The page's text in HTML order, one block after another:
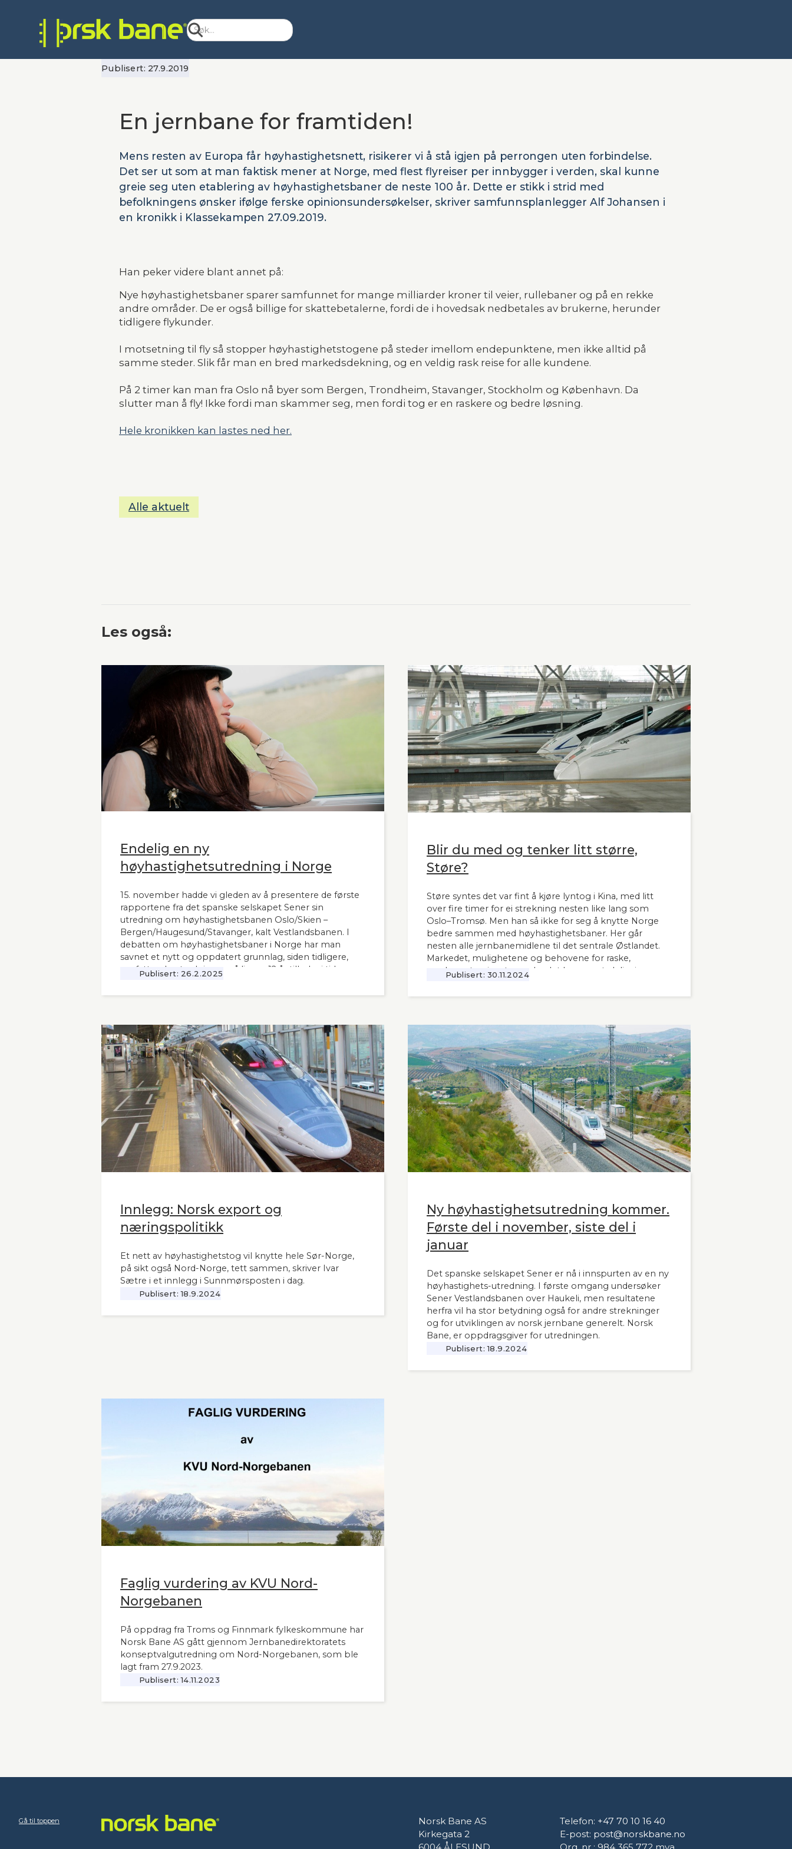
Publisert: 27.9.2019
En jernbane for framtiden!
Mens resten av Europa får høyhastighetsnett, risikerer vi å stå igjen på perrongen uten forbindelse.
Det ser ut som at man faktisk mener at Norge, med flest flyreiser per innbygger i verden, skal kunne
greie seg uten etablering av høyhastighetsbaner de neste 100 år. Dette er stikk i strid med
befolkningens ønsker ifølge ferske opinionsundersøkelser, skriver samfunnsplanlegger Alf Johansen i
en kronikk i Klassekampen 27.09.2019.
Han peker videre blant annet på:
Nye høyhastighetsbaner sparer samfunnet for mange milliarder kroner til veier, rullebaner og på en rekke
andre områder. De er også billige for skattebetalerne, fordi de i hovedsak nedbetales av brukerne, herunder
tidligere flykunder.
I motsetning til fly så stopper høyhastighetstogene på steder imellom endepunktene, men ikke alltid på
samme steder. Slik får man en bred markedsdekning, og en veldig rask reise for alle kundene.
På 2 timer kan man fra Oslo nå byer som Bergen, Trondheim, Stavanger, Stockholm og København. Da
slutter man å fly! Ikke fordi man skammer seg, men fordi tog er en raskere og bedre løsning.
Hele kronikken kan lastes ned her.
Alle aktuelt
Les også:
Endelig en ny
høyhastighetsutredning i Norge
15. november hadde vi gleden av å presentere de første
rapportene fra det spanske selskapet Sener sin
utredning om høyhastighetsbanen Oslo/Skien –
Bergen/Haugesund/Stavanger, kalt Vestlandsbanen. I
debatten om høyhastighetsbaner i Norge har man
savnet et nytt og oppdatert grunnlag, siden tidligere,
omfattende utredninger nå ligger 12 år tilbake i tid.
andre aktuelle høyhastighetsbaner i Norge og til våre
Publisert: 26.2.2025
Blir du med og tenker litt større,
Støre?
Støre syntes det var fint å kjøre lyntog i Kina, med litt
over fire timer for ei strekning nesten like lang som
Oslo–Tromsø. Men han så ikke for seg å knytte Norge
bedre sammen med høyhastighetsbaner. Her går
nesten alle jernbanemidlene til det sentrale Østlandet.
Markedet, mulighetene og behovene for raske,
moderne tog i resten av landet har man tydeligvis
Lyntogforum Vestlandsbanen kronikken sin i Stavanger
Publisert: 30.11.2024
Innlegg: Norsk export og
næringspolitikk
Et nett av høyhastighetstog vil knytte hele Sør-Norge,
på sikt også Nord-Norge, tett sammen, skriver Ivar
Sætre i et innlegg i Sunnmørsposten i dag.
Publisert: 18.9.2024
Ny høyhastighetsutredning kommer.
Første del i november, siste del i
januar
Det spanske selskapet Sener er nå i innspurten av en ny
høyhastighets-utredning. I første omgang undersøker
Sener Vestlandsbanen over Haukeli, men resultatene
herfra vil ha stor betydning også for andre strekninger
og for utviklingen av norsk jernbane generelt. Norsk
Bane, er oppdragsgiver for utredningen.
Publisert: 18.9.2024
Faglig vurdering av KVU Nord-
Norgebanen
På oppdrag fra Troms og Finnmark fylkeskommune har
Norsk Bane AS gått gjennom Jernbanedirektoratets
konseptvalgutredning om Nord-Norgebanen, som ble
lagt fram 27.9.2023.
Publisert: 14.11.2023
Gå til toppen
Norsk Bane AS
Kirkegata 2
Telefon: +47 70 10 16 40
E-post: post@norskbane.no